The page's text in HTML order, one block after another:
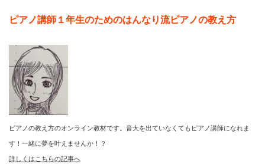
ピアノ講師１年生のためのはんなり流ピアノの教え方
ピアノの教え方のオンライン教材です。音大を出ていなくてもピアノ講師になれま
す！一緒に夢を叶えませんか！？
詳しくはこちらの記事へ